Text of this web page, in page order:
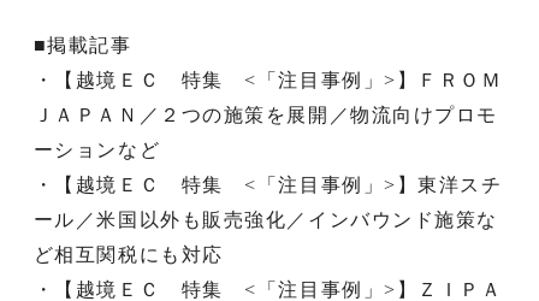
■掲載記事
・【越境ＥＣ 特集 <「注目事例」>】ＦＲＯＭ
ＪＡＰＡＮ／２つの施策を展開／物流向けプロモ
ーションなど
・【越境ＥＣ 特集 <「注目事例」>】東洋スチ
ール／米国以外も販売強化／インバウンド施策な
ど相互関税にも対応
・【越境ＥＣ 特集 <「注目事例」>】ＺＩＰＡ